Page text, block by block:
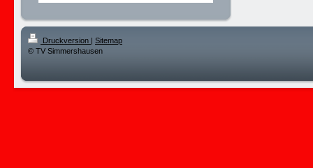
Druckversion | Sitemap
© TV Simmershausen